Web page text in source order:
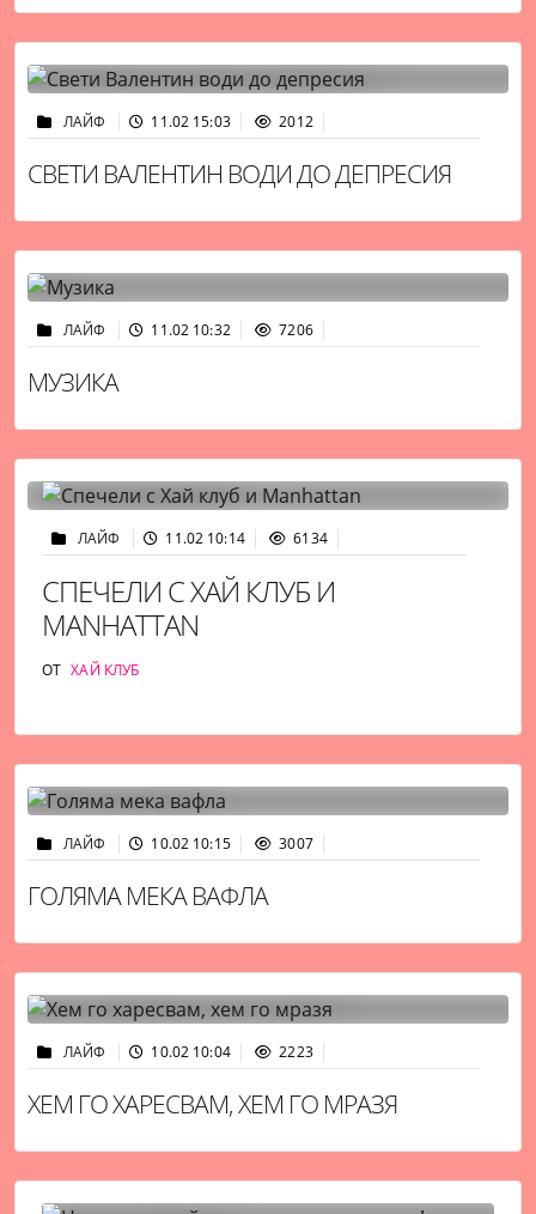
ЛАЙФ 11.02 15:03 2012
СВЕТИ ВАЛЕНТИН ВОДИ ДО ДЕПРЕСИЯ
ЛАЙФ 11.02 10:32 7206
МУЗИКА
ЛАЙФ 11.02 10:14 6134
СПЕЧЕЛИ С ХАЙ КЛУБ И
MANHATTAN
ОТ ХАЙ КЛУБ
ЛАЙФ 10.02 10:15 3007
ГОЛЯМА МЕКА ВАФЛА
ЛАЙФ 10.02 10:04 2223
ХЕМ ГО ХАРЕСВАМ, ХЕМ ГО МРАЗЯ